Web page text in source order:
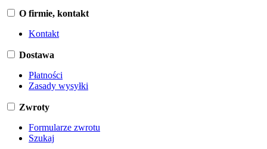
O firmie, kontakt
Kontakt
Dostawa
Płatności
Zasady wysyłki
Zwroty
Formularze zwrotu
Szukaj